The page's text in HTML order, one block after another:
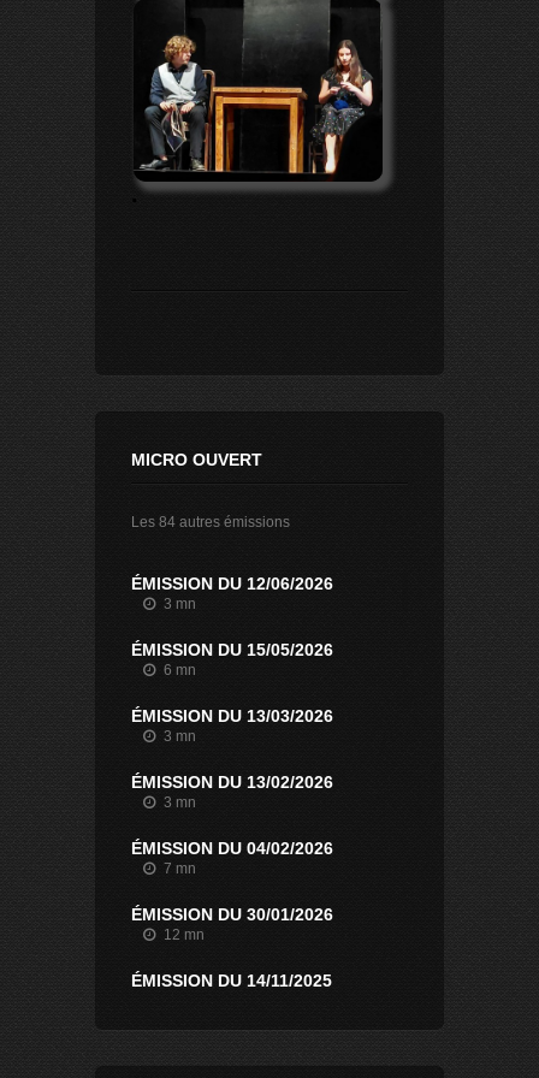
.
MICRO OUVERT
Les 84 autres émissions
ÉMISSION DU 12/06/2026
3 mn
ÉMISSION DU 15/05/2026
6 mn
ÉMISSION DU 13/03/2026
3 mn
ÉMISSION DU 13/02/2026
3 mn
ÉMISSION DU 04/02/2026
7 mn
ÉMISSION DU 30/01/2026
12 mn
ÉMISSION DU 14/11/2025
20 mn